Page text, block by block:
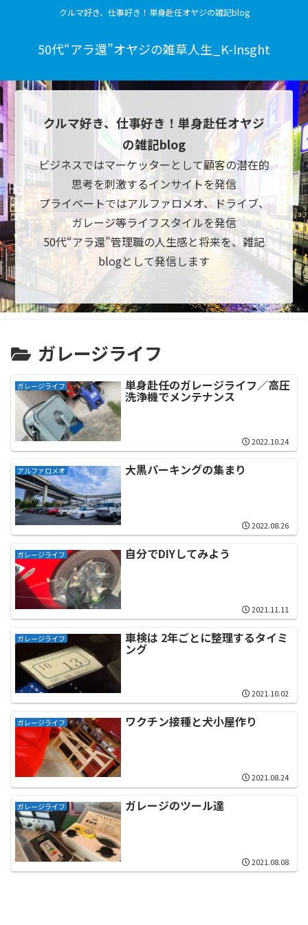
クルマ好き、仕事好き！単身赴任オヤジの雑記blog
50代“アラ還”オヤジの雑草人生_K-Insght
クルマ好き、仕事好き！単身赴任オヤジ
の雑記blog
ビジネスではマーケッターとして顧客の潜在的
思考を刺激するインサイトを発信
プライベートではアルファロメオ、ドライブ、
ガレージ等ライフスタイルを発信
50代“アラ還”管理職の人生感と将来を、雑記
blogとして発信します
ガレージライフ
ガレージライフ 単身赴任のガレージライフ／高圧
洗浄機でメンテナンス
2022.10.24
アルファロメオ 大黒パーキングの集まり
2022.08.26
ガレージライフ 自分でDIYしてみよう
2021.11.11
ガレージライフ 車検は 2年ごとに整理するタイミ
ング
2021.10.02
ガレージライフ ワクチン接種と犬小屋作り
2021.08.24
ガレージライフ ガレージのツール達
2021.08.08